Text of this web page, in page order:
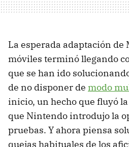
La esperada adaptación de
móviles terminó llegando
que se han ido
de no disponer de modo
inicio, un hecho que fluyó
que Nintendo introdujo la
pruebas. Y ahora piensa
quejas habituales de los